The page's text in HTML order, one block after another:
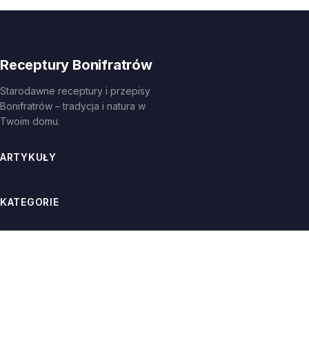
Receptury Bonifratrów
Starodawne receptury i przepisy
Bonifratrów – tradycja i natura w
Twoim domu.
ARTYKUŁY
KATEGORIE